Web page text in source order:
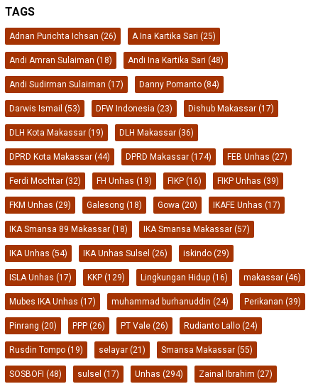
TAGS
Adnan Purichta Ichsan (26) A Ina Kartika Sari (25)
Andi Amran Sulaiman (18) Andi Ina Kartika Sari (48)
Andi Sudirman Sulaiman (17) Danny Pomanto (84)
Darwis Ismail (53) DFW Indonesia (23) Dishub Makassar (17)
DLH Kota Makassar (19) DLH Makassar (36)
DPRD Kota Makassar (44) DPRD Makassar (174) FEB Unhas (27)
Ferdi Mochtar (32) FH Unhas (19) FIKP (16) FIKP Unhas (39)
FKM Unhas (29) Galesong (18) Gowa (20) IKAFE Unhas (17)
IKA Smansa 89 Makassar (18) IKA Smansa Makassar (57)
IKA Unhas (54) IKA Unhas Sulsel (26) iskindo (29)
ISLA Unhas (17) KKP (129) Lingkungan Hidup (16) makassar (46)
Mubes IKA Unhas (17) muhammad burhanuddin (24) Perikanan (39)
Pinrang (20) PPP (26) PT Vale (26) Rudianto Lallo (24)
Rusdin Tompo (19) selayar (21) Smansa Makassar (55)
SOSBOFI (48) sulsel (17) Unhas (294) Zainal Ibrahim (27)